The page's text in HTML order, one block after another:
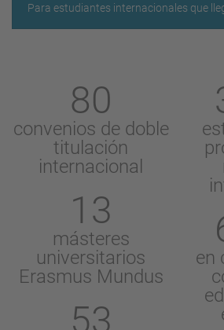
Para estudiantes internacionales que
80
convenios de doble
titulación
internacional
13
másteres
universitarios
Erasmus Mundus
53
en